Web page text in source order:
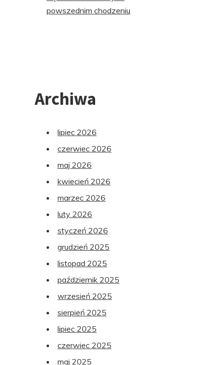
powszednim chodzeniu
Archiwa
lipiec 2026
czerwiec 2026
maj 2026
kwiecień 2026
marzec 2026
luty 2026
styczeń 2026
grudzień 2025
listopad 2025
październik 2025
wrzesień 2025
sierpień 2025
lipiec 2025
czerwiec 2025
maj 2025